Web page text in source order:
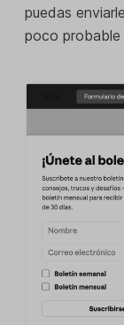
puedas
poco probable